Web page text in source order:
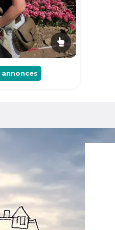
annonces